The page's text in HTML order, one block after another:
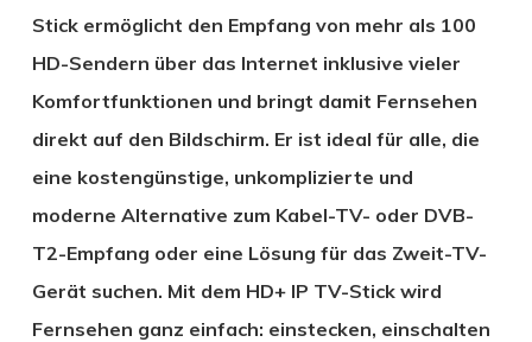
Stick ermöglicht den Empfang von mehr als 100
HD-Sendern über das Internet inklusive vieler
Komfortfunktionen und bringt damit Fernsehen
direkt auf den Bildschirm. Er ist ideal für alle, die
eine kostengünstige, unkomplizierte und
moderne Alternative zum Kabel-TV- oder DVB-
T2-Empfang oder eine Lösung für das Zweit-TV-
Gerät suchen. Mit dem HD+ IP TV-Stick wird
Fernsehen ganz einfach: einstecken, einschalten